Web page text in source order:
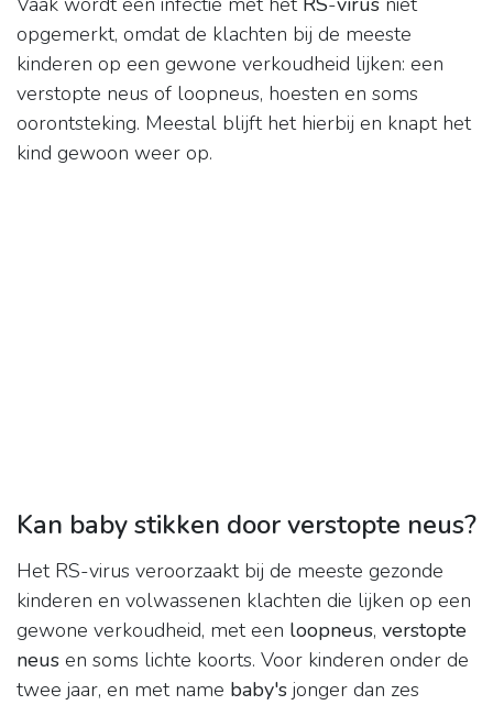
opgemerkt, omdat de klachten bij de meeste
kinderen op een gewone verkoudheid lijken: een
verstopte neus of loopneus, hoesten en soms
oorontsteking. Meestal blijft het hierbij en knapt het
kind gewoon weer op.
Kan baby stikken door verstopte neus?
Het RS-virus veroorzaakt bij de meeste gezonde
kinderen en volwassenen klachten die lijken op een
gewone verkoudheid, met een loopneus, verstopte
neus en soms lichte koorts. Voor kinderen onder de
twee jaar, en met name baby's jonger dan zes